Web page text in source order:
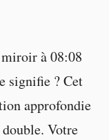
miroir à 08:08
signifie ? Cet
approfondie
Votre